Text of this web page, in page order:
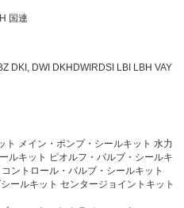
ージ
いたします！
国連
DKI, DWI DKHDWIRDSI LBI LBH VAY
ト メイン・ポンプ・シールキット 水力
ルキット ピオルフ・バルブ・シールキ
ントロール・バルブ・シールキット
ールキット センタージョイントキット